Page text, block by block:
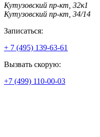
Кутузовский пр-кт, 32к1
Кутузовский пр-кт, 34/14
Записаться:
+ 7 (495) 139-63-61
Вызвать скорую:
+7 (499) 110-00-03